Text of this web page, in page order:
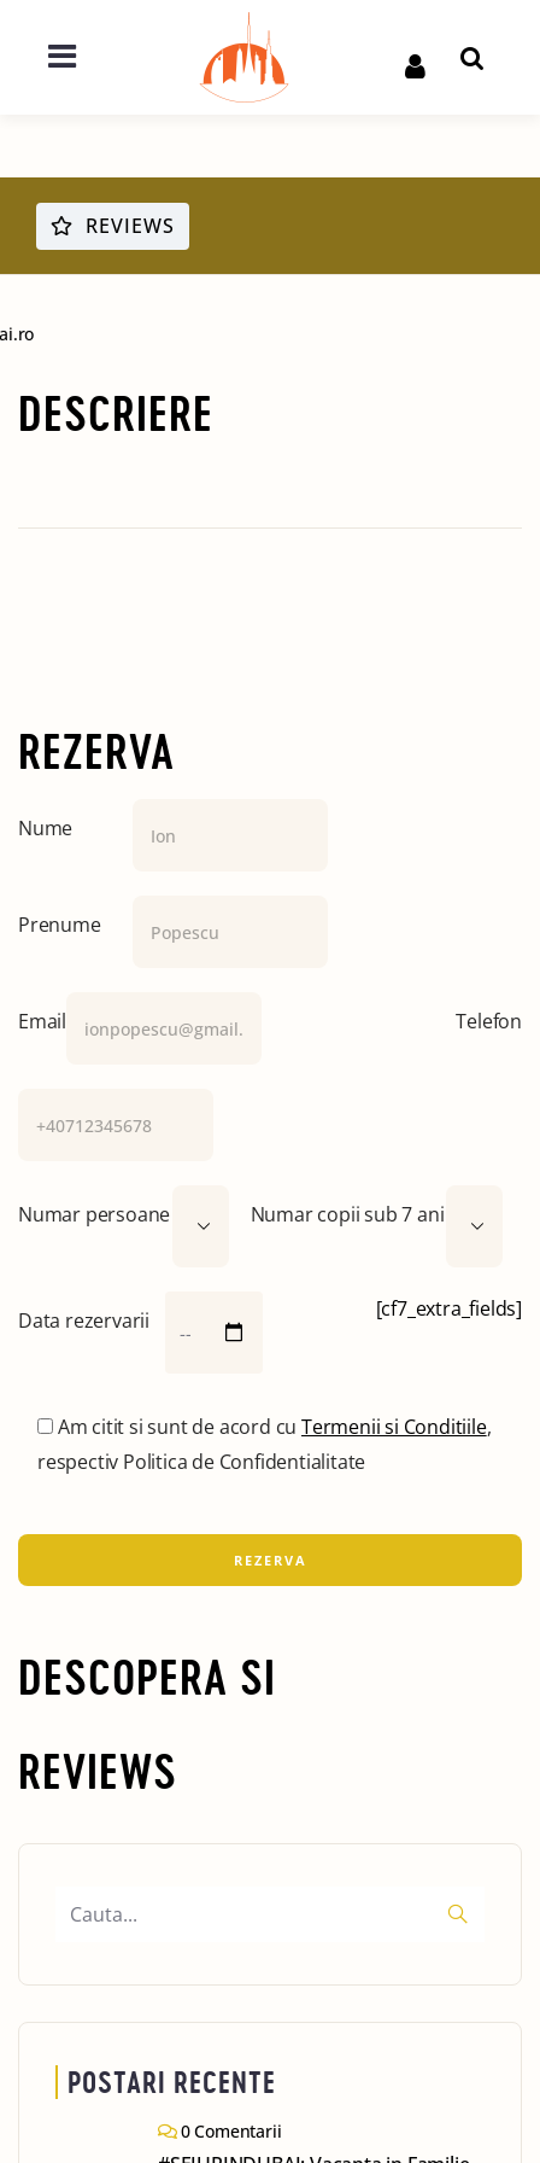
REVIEWS
DESCRIERE
REZERVA
Nume
Prenume
Email Telefon
Numar persoane Numar copii sub 7 ani
Data rezervarii [cf7_extra_fields]
Am citit si sunt de acord cuTermenii si Conditiile,
respectiv Politica de Confidentialitate
DESCOPERA SI
REVIEWS
POSTARI RECENTE
0 Comentarii